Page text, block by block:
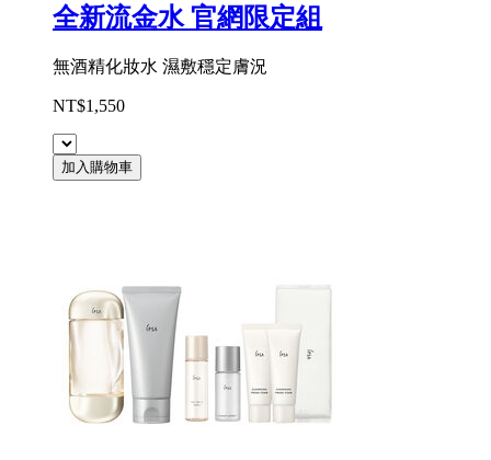
全新流金水 官網限定組
無酒精化妝水 濕敷穩定膚況
NT$1,550
加入購物車